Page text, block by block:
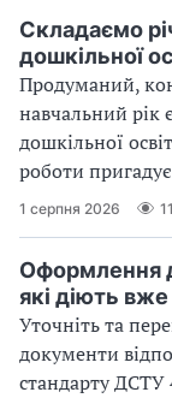
Складаємо
дошкільної
Продуманий,
навчальний рік
дошкільної
роботи
1 серпня 2026
Оформлення
які діють
Уточніть та
документи
стандарту ДСТУ